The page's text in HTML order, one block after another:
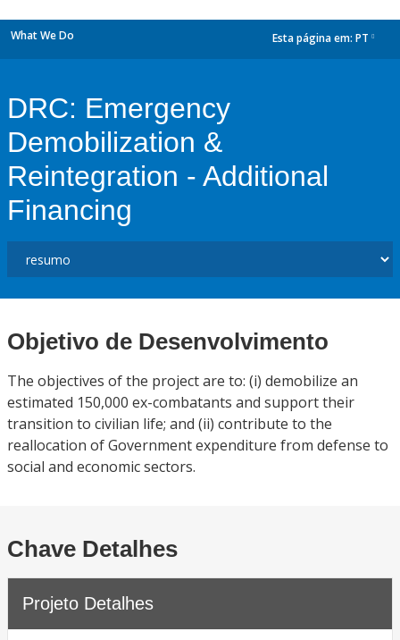
What We Do Esta página em: PT
DRC: Emergency
Demobilization &
Reintegration - Additional
Financing
Objetivo de Desenvolvimento
The objectives of the project are to: (i) demobilize an
estimated 150,000 ex-combatants and support their
transition to civilian life; and (ii) contribute to the
reallocation of Government expenditure from defense to
social and economic sectors.
Chave Detalhes
Projeto Detalhes